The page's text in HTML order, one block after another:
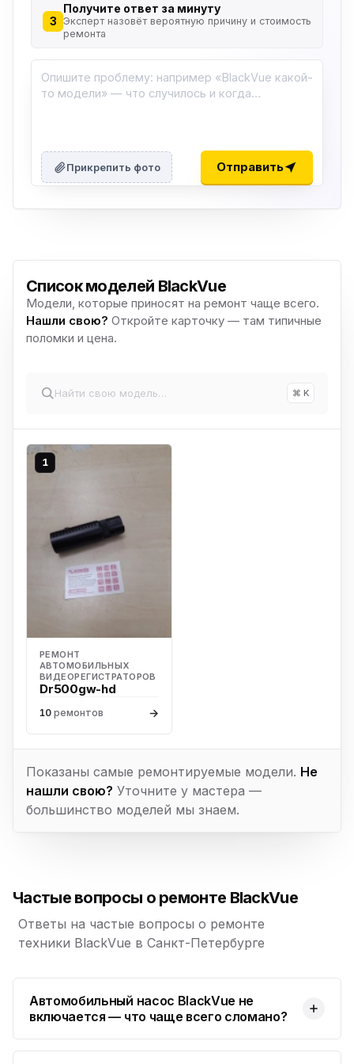
3
Получите ответ за минуту
Эксперт назовёт вероятную причину и стоимость
ремонта
Прикрепить фото Отправить
Список моделей BlackVue
Модели, которые приносят на ремонт чаще всего.
Нашли свою? Откройте карточку — там типичные
поломки и цена.
⌘ K
1
РЕМОНТ
АВТОМОБИЛЬНЫХ
ВИДЕОРЕГИСТРАТОРОВ
Dr500gw-hd
10 ремонтов →
Показаны самые ремонтируемые модели. Не
нашли свою? Уточните у мастера —
большинство моделей мы знаем.
Частые вопросы о ремонте BlackVue
Ответы на частые вопросы о ремонте
техники BlackVue в Санкт-Петербурге
Автомобильный насос BlackVue не
включается — что чаще всего сломано?